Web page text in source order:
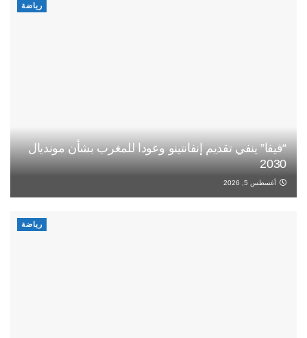
رياضة
“فيفا” ينفي تقديم إنفانتينو وعودا للمغرب بشأن مونديال
2030
أغسطس 5, 2026
رياضة